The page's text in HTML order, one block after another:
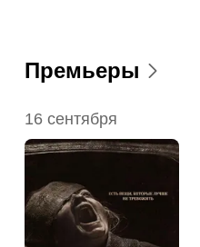
Премьеры
16 сентября